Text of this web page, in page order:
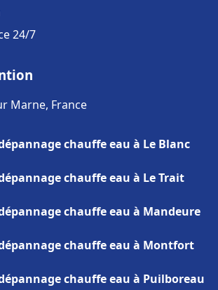
24/7
Marne, France
chauffe eau à Le Blanc
chauffe eau à Le Trait
chauffe eau à Mandeure
chauffe eau à Montfort
chauffe eau à Puilboreau